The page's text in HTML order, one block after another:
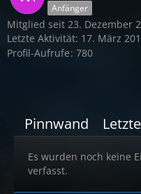
Anfänger
Mitglied seit 23. Dezember
Letzte Aktivität: 17. März
Profil-Aufrufe 780
Pinnwand
Es wurden noch keine
verfasst.